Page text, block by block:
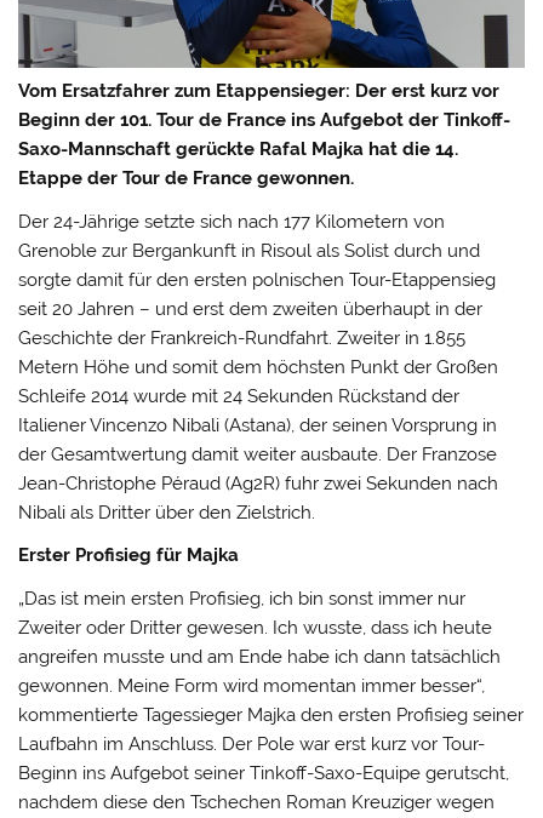
Vom Ersatzfahrer zum Etappensieger: Der erst kurz vor
Beginn der 101. Tour de France ins Aufgebot der Tinkoff-
Saxo-Mannschaft gerückte Rafal Majka hat die 14.
Etappe der Tour de France gewonnen.
Der 24-Jährige setzte sich nach 177 Kilometern von
Grenoble zur Bergankunft in Risoul als Solist durch und
sorgte damit für den ersten polnischen Tour-Etappensieg
seit 20 Jahren – und erst dem zweiten überhaupt in der
Geschichte der Frankreich-Rundfahrt. Zweiter in 1.855
Metern Höhe und somit dem höchsten Punkt der Großen
Schleife 2014 wurde mit 24 Sekunden Rückstand der
Italiener Vincenzo Nibali (Astana), der seinen Vorsprung in
der Gesamtwertung damit weiter ausbaute. Der Franzose
Jean-Christophe Péraud (Ag2R) fuhr zwei Sekunden nach
Nibali als Dritter über den Zielstrich.
Erster Profisieg für Majka
„Das ist mein ersten Profisieg, ich bin sonst immer nur
Zweiter oder Dritter gewesen. Ich wusste, dass ich heute
angreifen musste und am Ende habe ich dann tatsächlich
gewonnen. Meine Form wird momentan immer besser“,
kommentierte Tagessieger Majka den ersten Profisieg seiner
Laufbahn im Anschluss. Der Pole war erst kurz vor Tour-
Beginn ins Aufgebot seiner Tinkoff-Saxo-Equipe gerutscht,
nachdem diese den Tschechen Roman Kreuziger wegen